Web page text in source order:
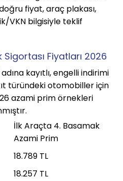
fiyat, araç plakası,
VKN bilgisiyle teklif
Fiyatları 2026
kayıtlı, engelli indirimi
türündeki otomobiller için
azami prim örnekleri
İlk Araçta 4. Basamak
Azami Prim
18.789 TL
18.257 TL